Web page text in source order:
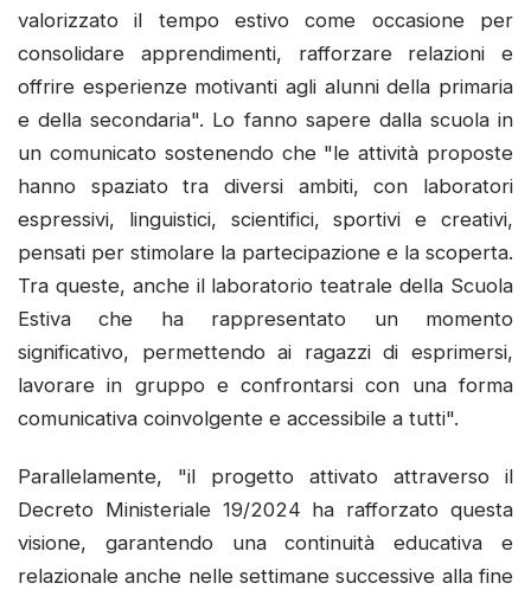
valorizzato il tempo estivo come occasione per
consolidare apprendimenti, rafforzare relazioni e
offrire esperienze motivanti agli alunni della primaria
e della secondaria". Lo fanno sapere dalla scuola in
un comunicato sostenendo che "le attività proposte
hanno spaziato tra diversi ambiti, con laboratori
espressivi, linguistici, scientifici, sportivi e creativi,
pensati per stimolare la partecipazione e la scoperta.
Tra queste, anche il laboratorio teatrale della Scuola
Estiva che ha rappresentato un momento
significativo, permettendo ai ragazzi di esprimersi,
lavorare in gruppo e confrontarsi con una forma
comunicativa coinvolgente e accessibile a tutti".
Parallelamente, "il progetto attivato attraverso il
Decreto Ministeriale 19/2024 ha rafforzato questa
visione, garantendo una continuità educativa e
relazionale anche nelle settimane successive alla fine